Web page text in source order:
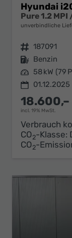
Hyundai
unverbindliche
Fahrzeugnr. 187091
Kraftstoff Benzin
Leistung 58 kW (79
01.12.2025
incl. 19% MwSt.
Verbrauch
CO2-Klasse:
CO2-